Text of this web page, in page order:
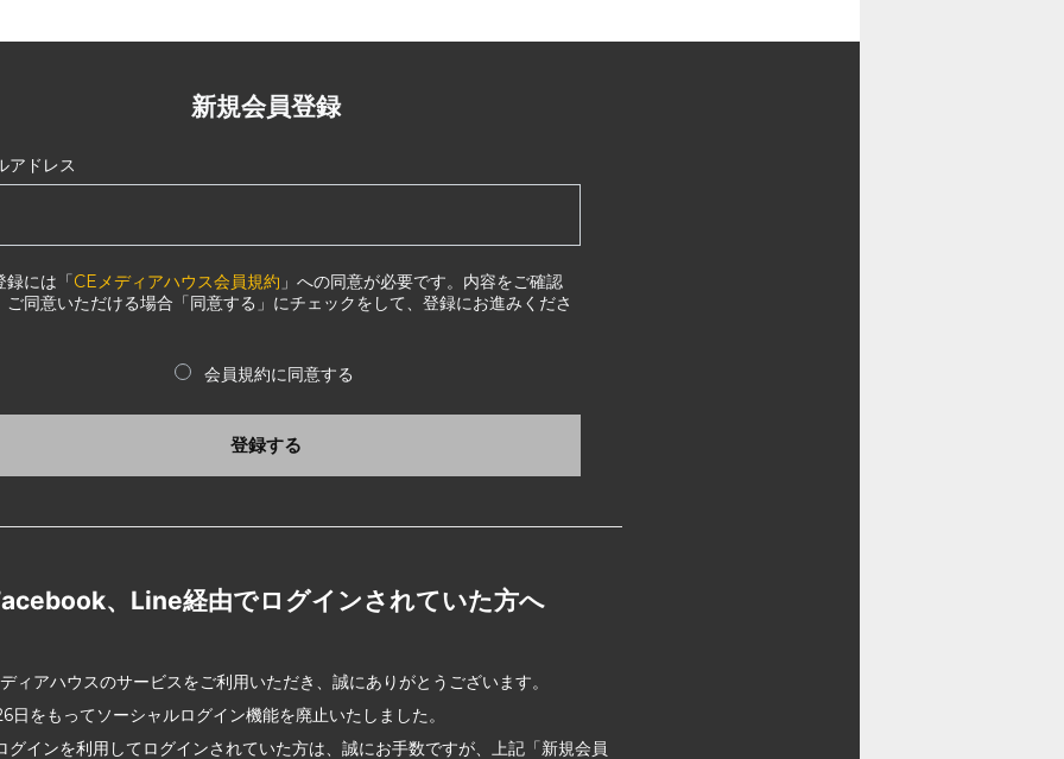
新規会員登録
アドレス
録には「CEメディアハウス会員規約 」への同意が必要です。内容をご確認
ご同意いただける場合「同意する」にチェックをして、登録にお進みくださ
会員規約に同意する
登録する
、Line経由でログインされていた方へ
ィアハウスのサービスをご利用いただき、誠にありがとうございます。
日をもってソーシャルログイン機能を廃止いたしました。
グインを利用してログインされていた方は、誠にお手数ですが、上記「新規会員